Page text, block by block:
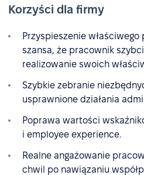
Korzyści dla firmy
Przyspieszenie
szansa, że pracownik
realizowanie swoich
Szybkie zebranie
usprawnione działania
Poprawa wartości
i employee experience.
Realne angażowanie
chwil po nawiązaniu